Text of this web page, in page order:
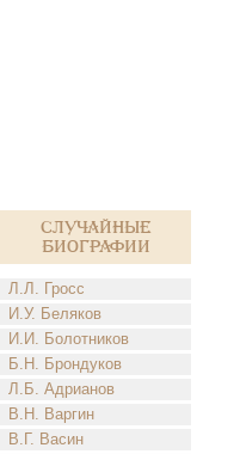
Случайные
биографии
Л.Л. Гросс
И.У. Беляков
И.И. Болотников
Б.Н. Брондуков
Л.Б. Адрианов
В.Н. Варгин
В.Г. Васин